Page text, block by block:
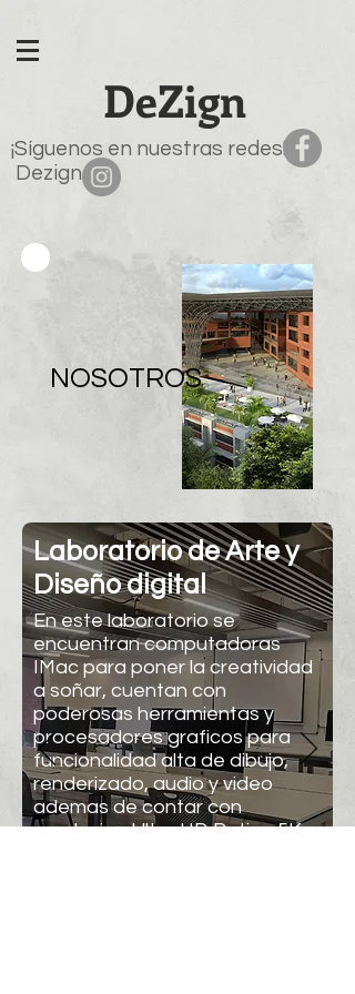
DeZign
¡Síguenos en nuestras redes!
Dezign
NOSOTROS
Laboratorio de Arte y
Diseño digital
En este laboratorio se
encuentran computadoras
IMac para poner la creatividad
a soñar, cuentan con
poderosas herramientas y
procesadores graficos para
funcionalidad alta de dibujo,
renderizado, audio y video
ademas de contar con
resolucion Ultra HD Retina 5K